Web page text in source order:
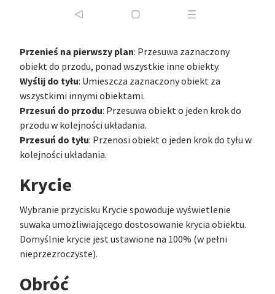
Przenieś na pierwszy plan: Przesuwa zaznaczony
obiekt do przodu, ponad wszystkie inne obiekty.
Wyślij do tyłu: Umieszcza zaznaczony obiekt za
wszystkimi innymi obiektami.
Przesuń do przodu: Przesuwa obiekt o jeden krok do
przodu w kolejności układania.
Przesuń do tyłu: Przenosi obiekt o jeden krok do tyłu w
kolejności układania.
Krycie
Wybranie przycisku Krycie spowoduje wyświetlenie
suwaka umożliwiającego dostosowanie krycia obiektu.
Domyślnie krycie jest ustawione na 100% (w pełni
nieprzezroczyste).
Obróć